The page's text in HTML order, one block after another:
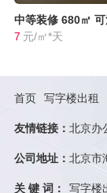
中等装修 680㎡
7 元/㎡*天
首页 写字楼出租
友情链接： 北京办
公司地址： 北京市
关 键 词： 写字楼